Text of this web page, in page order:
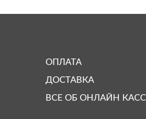
ОПЛАТА
ДОСТАВКА
ВСЕ ОБ ОНЛАЙН